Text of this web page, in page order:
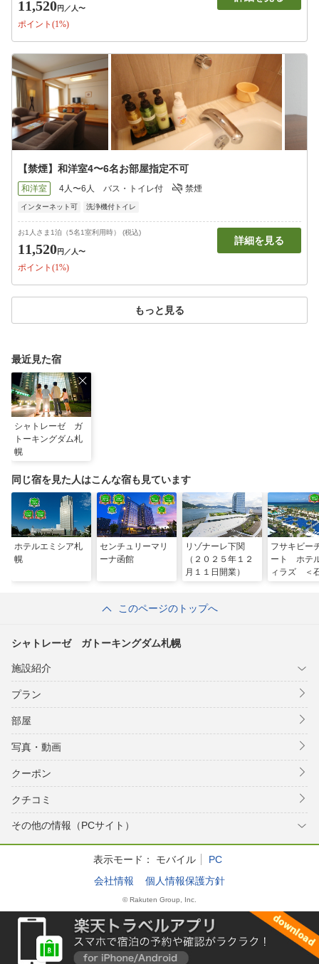
11,520円 ／人〜
ポイント(1%)
【禁煙】和洋室4〜6名お部屋指定不可
和洋室 4人〜6人 バス・トイレ付 禁煙
インターネット可 洗浄機付トイレ
お1人さま1泊（5名1室利用時） (税込)
11,520円 ／人〜
ポイント(1%)
詳細を見る
もっと見る
最近見た宿
シャトレーゼ ガ
トーキングダム札
幌
同じ宿を見た人はこんな宿も見ています
ホテルエミシア札
幌
センチュリーマリ
ーナ函館
リゾナーレ下関
（２０２５年１２
月１１日開業）
フサキビー
ート ホテ
ィラズ ＜
このページのトップへ
シャトレーゼ ガトーキングダム札幌
施設紹介
プラン
部屋
写真・動画
クーポン
クチコミ
その他の情報（PCサイト）
表示モード： モバイル
PC
会社情報
個人情報保護方針
© Rakuten Group, Inc.